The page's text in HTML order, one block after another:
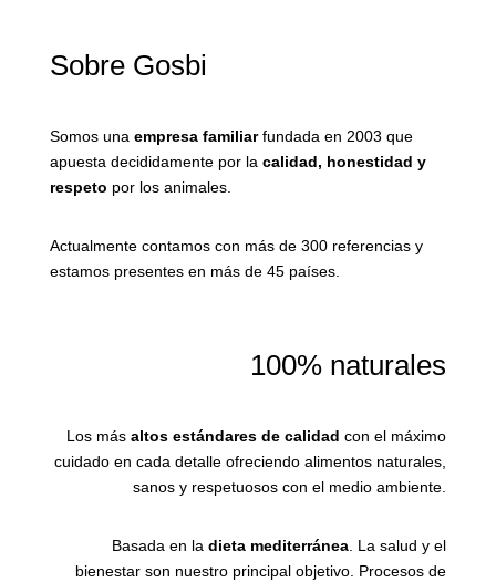
Sobre Gosbi
Somos una empresa familiarfundada en 2003 que
apuesta decididamente por la calidad, honestidad y
respeto por los animales.
Actualmente contamos con más de 300 referencias y
estamos presentes en más de 45 países.
100% naturales
Los másaltos estándares de calidad con el máximo
cuidado en cada detalle ofreciendo alimentos naturales,
sanos y respetuosos con el medio ambiente.
Basada en ladieta mediterránea . La salud y el
bienestar son nuestro principal objetivo. Procesos de